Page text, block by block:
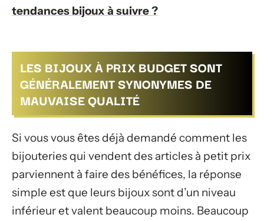
tendances bijoux à suivre ?
LES BIJOUX À PRIX BUDGET SONT
GÉNÉRALEMENT SYNONYMES DE
MAUVAISE QUALITÉ
Si vous vous êtes déjà demandé comment les
bijouteries qui vendent des articles à petit prix
parviennent à faire des bénéfices, la réponse
simple est que leurs bijoux sont d’un niveau
inférieur et valent beaucoup moins. Beaucoup